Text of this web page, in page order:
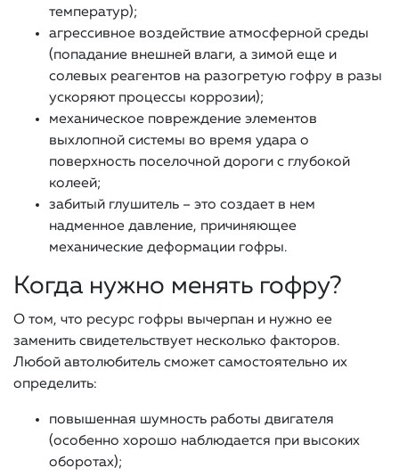
температур);
агрессивное воздействие атмосферной среды
(попадание внешней влаги, а зимой еще и
солевых реагентов на разогретую гофру в разы
ускоряют процессы коррозии);
механическое повреждение элементов
выхлопной системы во время удара о
поверхность поселочной дороги с глубокой
колеей;
забитый глушитель – это создает в нем
надменное давление, причиняющее
механические деформации гофры.
Когда нужно менять гофру?
О том, что ресурс гофры вычерпан и нужно ее
заменить свидетельствует несколько факторов.
Любой автолюбитель сможет самостоятельно их
определить:
повышенная шумность работы двигателя
(особенно хорошо наблюдается при высоких
оборотах);